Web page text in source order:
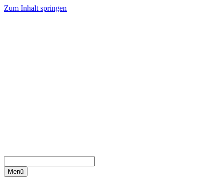
Zum Inhalt springen
Menü